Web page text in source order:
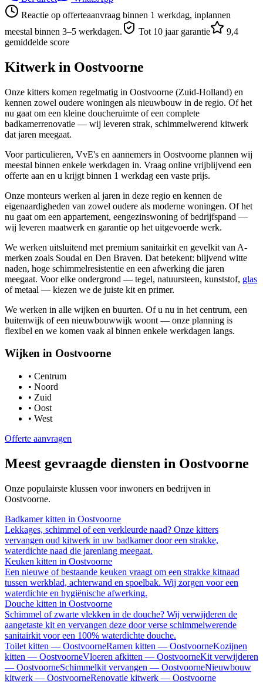
Reactie op offerteaanvraag binnen 1 werkdag, inplannen
meestal binnen 3–5 werkdagen.
Tot 10 jaar garantie
9,4
gemiddelde score
Kitwerk in Oostvoorne
Onze kitters komen regelmatig in Oostvoorne (Zuid-Holland) en
kennen zowel oudere woningen als nieuwbouw in de regio. Of het
nu gaat om een kleine doucheruimte of een complete
badkamerrenovatie — wij leveren strak, schimmelwerend kitwerk
dat jaren meegaat.
Voor particulieren, VvE's en aannemers in Oostvoorne plannen wij
meestal binnen enkele werkdagen in. Vraag online vrijblijvend een
offerte aan en u krijgt binnen 1 werkdag een vaste prijs.
Onze monteurs werken al jaren in deze regio en kennen de
eigenaardigheden van zowel oudere als moderne woningen. Of het
nu gaat om een appartement, eengezinswoning of bedrijfspand —
wij leveren maatwerk en garantie op het uitgevoerde werk.
We werken uitsluitend met premium sanitairkit en gevelkit van A-
merken zoals Soudal en Den Braven. Dat betekent: blijvend witte
naden, hoge schimmelresistentie en een afwerking die jaren
meegaat. Voor elke ondergrond — tegel, natuursteen, kunststof, glas
of metaal — kiezen we de juiste kit en primer.
We werken in alle wijken en buurten. Of u nu in het centrum, een
buitenwijk of een nieuwbouwwijk woont — onze planning is
flexibel en we komen vaak al binnen enkele werkdagen langs.
Wijken in Oostvoorne
• Centrum
• Noord
• Zuid
• Oost
• West
Offerte aanvragen
Meest gevraagde diensten in Oostvoorne
Onze populairste klussen voor inwoners en bedrijven in
Oostvoorne.
Badkamer kitten in Oostvoorne
Lekkages, schimmel of een verkleurde naad? Onze kitters
vervangen oud kitwerk in uw badkamer door een strakke,
waterdichte naad die jarenlang meegaat.
Keuken kitten in Oostvoorne
Een nieuwe of bestaande keuken vraagt om een strakke kitnaad
tussen werkblad, achterwand en spoelbak. Wij zorgen voor een
waterdichte en hygiënische afwerking.
Douche kitten in Oostvoorne
Schimmel of zwarte vlekken in de douche? Wij verwijderen de
aangetaste kit en vervangen deze door verse schimmelwerende
sanitairkit voor een 100% waterdichte douche.
Toilet kitten — OostvoorneRamen kitten — OostvoorneKozijnen
kitten — OostvoorneVloeren afkitten — OostvoorneKit verwijderen
— OostvoorneSchimmelkit vervangen — OostvoorneNieuwbouw
kitwerk — OostvoorneRenovatie kitwerk — Oostvoorne